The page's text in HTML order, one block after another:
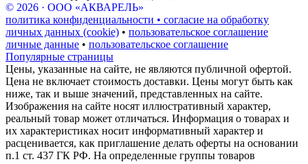
© 2026 · ООО «АКВАРЕЛЬ»
политика конфиденциальности • согласие на обработку
личных данных (cookie) • пользовательское соглашение
личные данные • пользовательское соглашение
Популярные страницы
Цены, указанные на сайте, не являются публичной офертой.
Цена не включает стоимость доставки. Цены могут быть как
ниже, так и выше значений, представленных на сайте.
Изображения на сайте носят иллюстративный характер,
реальный товар может отличаться. Информация о товарах и
их характеристиках носит информативный характер и
расценивается, как приглашение делать оферты на основании
п.1 ст. 437 ГК РФ. На определенные группы товаров